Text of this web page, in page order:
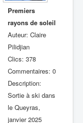
Premiers
rayons de soleil
Auteur: Claire
Pilidjian
Clics: 378
Commentaires: 0
Description:
Sortie à ski dans
le Queyras,
janvier 2025